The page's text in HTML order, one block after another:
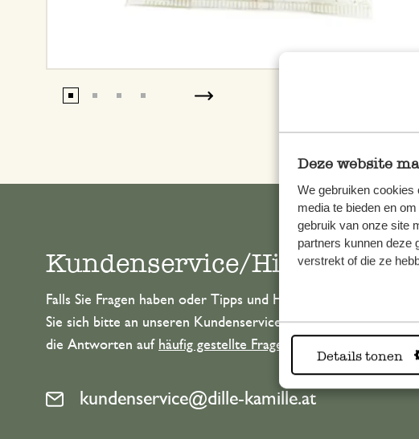
Deze website
We gebruiken cookies
media te bieden en
gebruik van onze site
partners kunnen deze
verstrekt of die ze
Details tonen
Kundenservice/Hilfe
Falls Sie Fragen haben oder Tipps und Hilfe brauchen, wenden
Sie sich bitte an unseren Kundenservice. Oder lesen Sie hier
die Antworten auf häufig gestellte Fragen
kundenservice@dille-kamille.at